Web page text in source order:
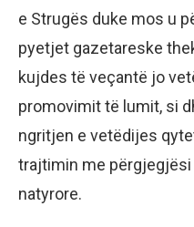
e Strugës duke mos u
pyetjet gazetareske
kujdes të veçantë jo
promovimit të lumit, si
ngritjen e vetëdijes
trajtimin me
natyrore.